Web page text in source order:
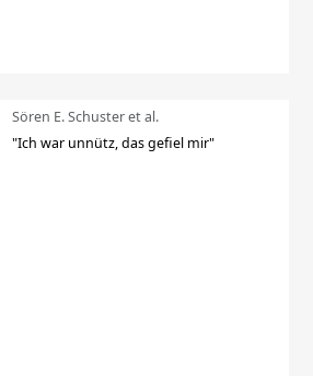
Sören E. Schuster et al.
"Ich war unnütz, das gefiel mir"